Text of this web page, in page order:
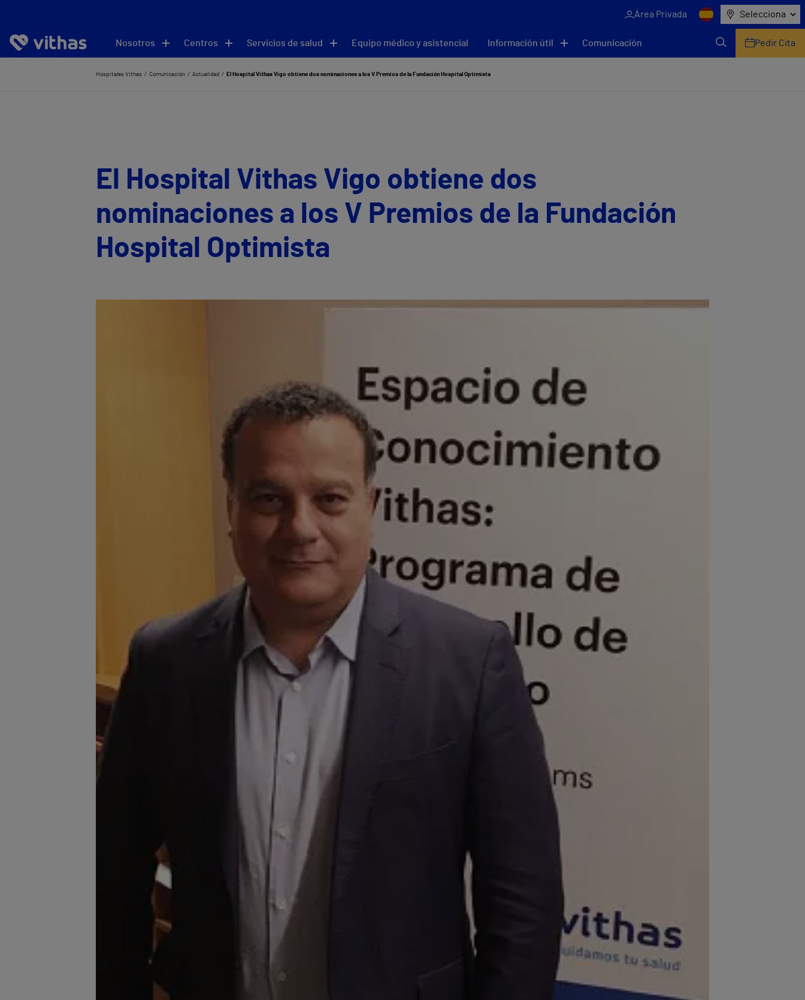
Área Privada Selecciona
Nosotros Centros Servicios de salud Equipo médico y asistencial Información útil Comunicación Pedir Cita
Hospitales Vithas Comunicación Actualidad El Hospital Vithas Vigo obtiene dos nominaciones a los V Premios de la Fundación Hospital Optimista
El Hospital Vithas Vigo obtiene dos
nominaciones a los V Premios de la Fundación
Hospital Optimista